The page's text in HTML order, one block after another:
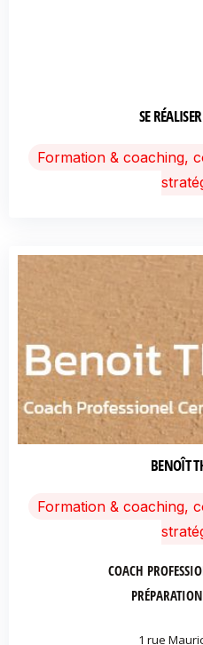
SE
Formation & coaching,
BENOÎT
Formation & coaching,
COACH
1 rue